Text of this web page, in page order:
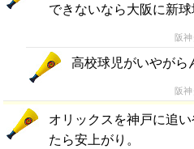
できないなら大阪に新
阪神
高校球児がいやがら
阪神
オリックスを神戸に追
たら安上がり。